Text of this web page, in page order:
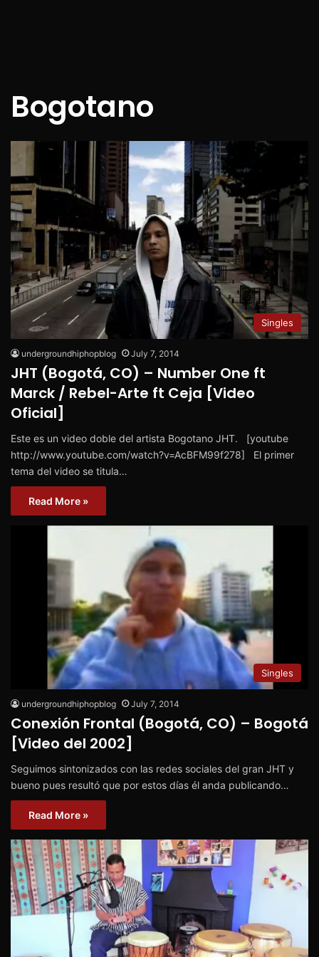
Bogotano
Singles
undergroundhiphopblog July 7, 2014
JHT (Bogotá, CO) – Number One ft
Marck / Rebel-Arte ft Ceja [Video
Oficial]
Este es un video doble del artista Bogotano JHT. [youtube
http://www.youtube.com/watch?v=AcBFM99f278] El primer
tema del video se titula…
Read More »
Singles
undergroundhiphopblog July 7, 2014
Conexión Frontal (Bogotá, CO) – Bogotá
[Video del 2002]
Seguimos sintonizados con las redes sociales del gran JHT y
bueno pues resultó que por estos días él anda publicando…
Read More »